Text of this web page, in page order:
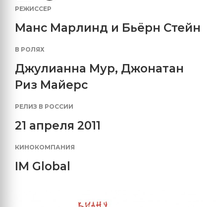
РЕЖИССЕР
Манс Марлинд и Бьёрн Стейн
В РОЛЯХ
Джулианна Мур, Джонатан
Риз Майерс
РЕЛИЗ В РОССИИ
21 апреля 2011
КИНОКОМПАНИЯ
IM Global